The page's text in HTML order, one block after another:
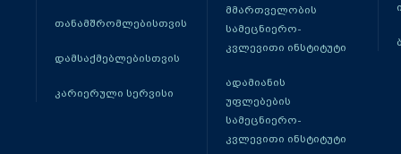
თანამშრომლებისთვის
დამსაქმებლებისთვის
კარიერული სერვისი
მმართველობის
სამეცნიერო-
კვლევითი ინსტიტუტი
ადამიანის
უფლებების
სამეცნიერო-
კვლევითი ინსტიტუტი